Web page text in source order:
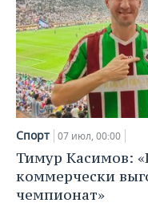
Спорт 07 июл, 00:00
Тимур Касимов:
коммерчески
чемпионат»